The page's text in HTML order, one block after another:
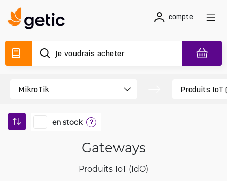
compte
en stock ?
Gateways
Produits IoT (IdO)